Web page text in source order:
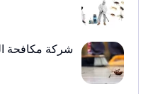
شركة مكافحة